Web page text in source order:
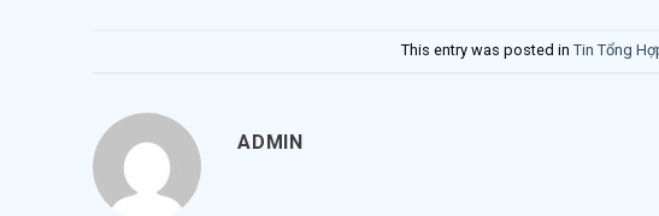
This entry was posted in Tin Tổng
ADMIN